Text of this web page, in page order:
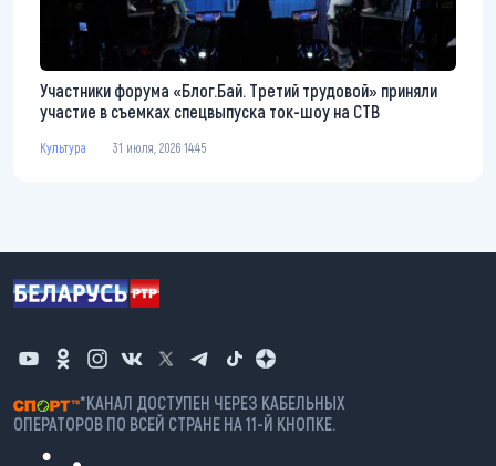
Участники форума «Блог.Бай. Третий трудовой» приняли
участие в съемках спецвыпуска ток-шоу на СТВ
Культура 31 июля, 2026 14:45
*КАНАЛ ДОСТУПЕН ЧЕРЕЗ КАБЕЛЬНЫХ
ОПЕРАТОРОВ ПО ВСЕЙ СТРАНЕ НА 11-Й КНОПКЕ.